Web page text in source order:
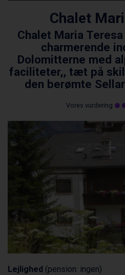
Chalet
Chalet Maria
charmerende
Dolomitterne med
faciliteter,, tæt på
den berømte
Vores vurdering
Lejlighed (pension: ingen)